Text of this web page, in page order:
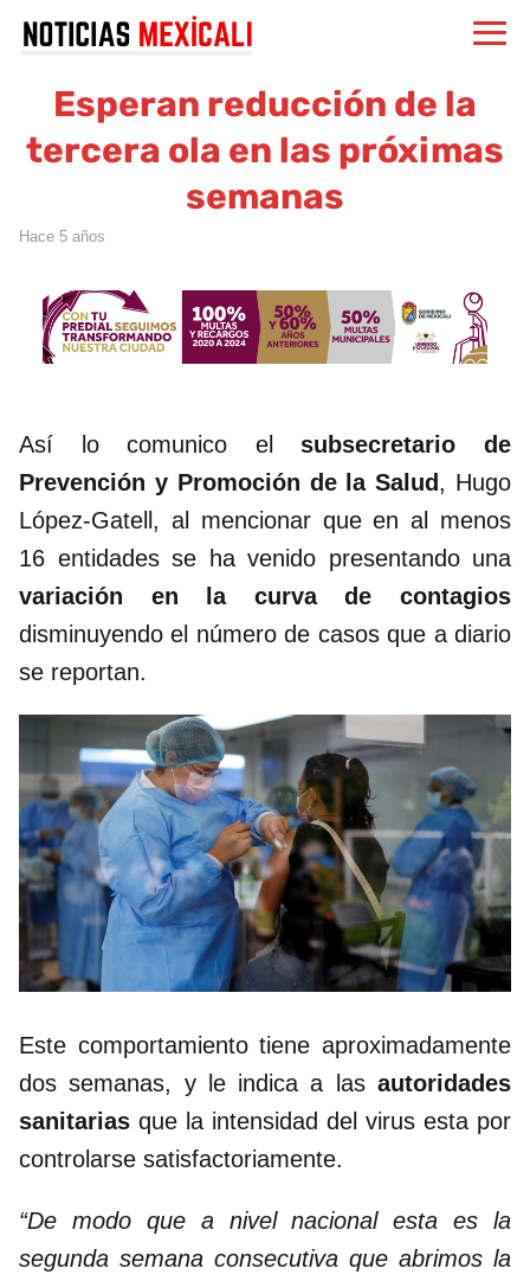
Esperan reducción de la
tercera ola en las próximas
semanas
hace 5 años
Así lo comunico el subsecretario de
Prevención y Promoción de la Salud , Hugo
López-Gatell, al mencionar que en al menos
16 entidades se ha venido presentando una
variación en la curva de contagios
disminuyendo el número de casos que a diario
se reportan.
Este comportamiento tiene aproximadamente
dos semanas, y le indica a las autoridades
sanitarias que la intensidad del virus esta por
controlarse satisfactoriamente.
“De modo que a nivel nacional esta es la
segunda semana consecutiva que abrimos la